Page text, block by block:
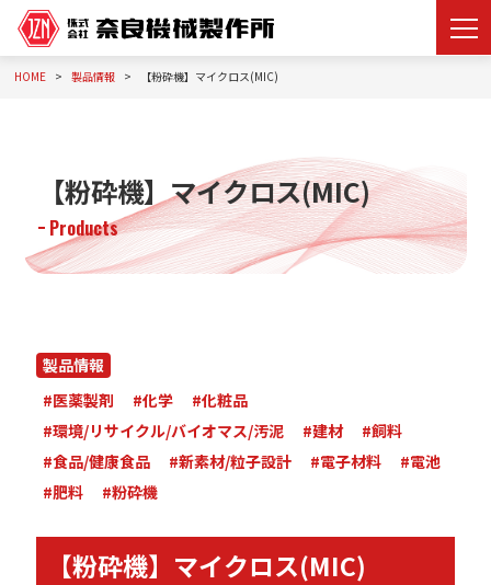
HOME 製品情報 【粉砕機】マイクロス(MIC)
【粉砕機】マイクロス(MIC)
Products
製品情報
#医薬製剤
#化学
#化粧品
#環境/リサイクル/バイオマス/汚泥
#建材
#飼料
#食品/健康食品
#新素材/粒子設計 #電子材料
#電池
#肥料
#粉砕機
【粉砕機】マイクロス(MIC)